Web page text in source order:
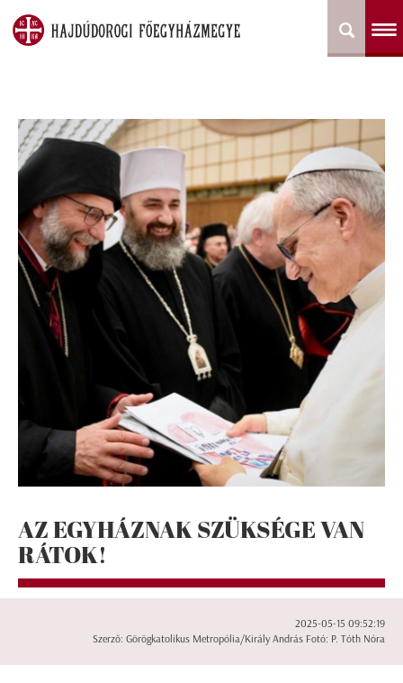
AZ EGYHÁZNAK SZÜKSÉGE VAN
RÁTOK!
2025-05-15 09:52:19
Szerző: Görögkatolikus Metropólia/Király András Fotó: P. Tóth Nóra